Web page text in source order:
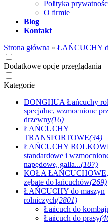
Polityka
O firmie
Blog
Kontakt
Strona główna » ŁAŃCUCHY
Dodatkowe opcje przeglądania
Kategorie
DONGHUA Łańcuchy
specjalne, wzmocnione
drzewny(16)
ŁAŃCUCHY
TRANSPORTOWE(34)
ŁAŃCUCHY
standardowe i
napędowe, galla...(107)
KOŁA ŁAŃCUCHOWE,
zębate do łańcuchów(269)
ŁAŃCUCHY do maszyn
rolniczych(2801)
Łańcuch do
Łańcuch do prasy